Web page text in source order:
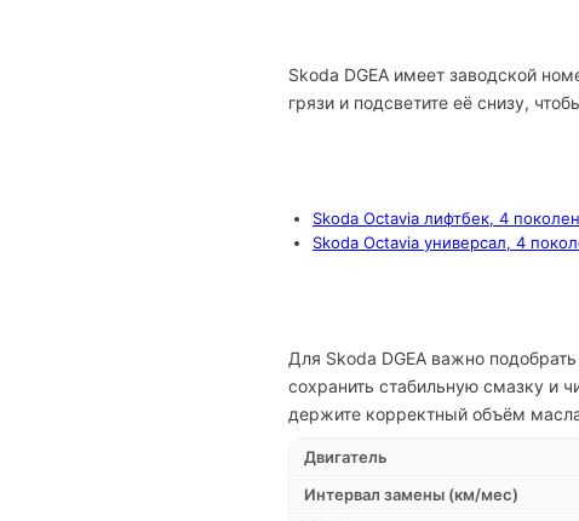
Skoda DGEA имеет заводской
грязи и подсветите её снизу,
Skoda Octavia лифтбек, 4
Skoda Octavia универсал, 4
Для Skoda DGEA важно
сохранить стабильную смазку и
держите корректный объём
Двигатель
Интервал замены (км/мес)